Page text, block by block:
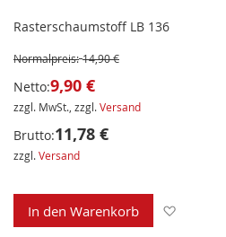
Rasterschaumstoff LB 136
Normalpreis: 14,90 €
Netto:9,90 €
zzgl. MwSt., zzgl.Versand
Brutto:11,78 €
zzgl.Versand
In den Warenkorb